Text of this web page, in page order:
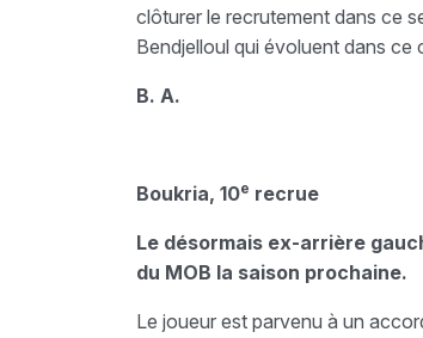
clôturer le recrutement dans ce
Bendjelloul qui évoluent dans ce
B. A.
Boukria, 10e recrue
Le désormais ex-arrière
du MOB la saison prochaine.
Le joueur est parvenu à un